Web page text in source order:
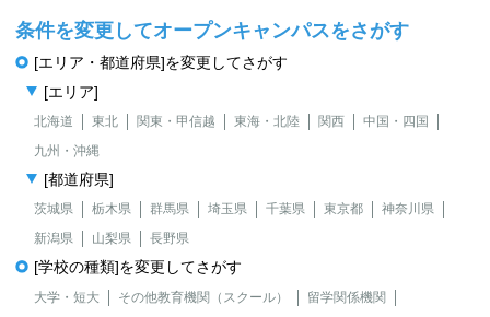
条件を変更してオープンキャンパスをさがす
[エリア・都道府県]を変更してさがす
[エリア]
北海道 東北 関東・甲信越 東海・北陸 関西
中国・四国
九州・沖縄
[都道府県]
茨城県 栃木県 群馬県 埼玉県 千葉県 東京都
神奈川県
新潟県
山梨県 長野県
[学校の種類]を変更してさがす
大学・短大 その他教育機関（スクール）
留学関係機関